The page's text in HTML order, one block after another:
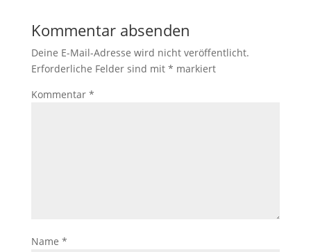
Kommentar absenden
Deine E-Mail-Adresse wird nicht veröffentlicht.
Erforderliche Felder sind mit * markiert
Kommentar *
Name *